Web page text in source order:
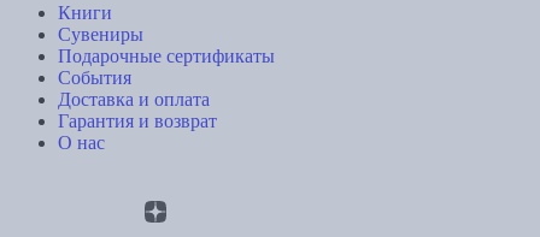
Книги
Сувениры
Подарочные сертификаты
События
Доставка и оплата
Гарантия и возврат
О нас